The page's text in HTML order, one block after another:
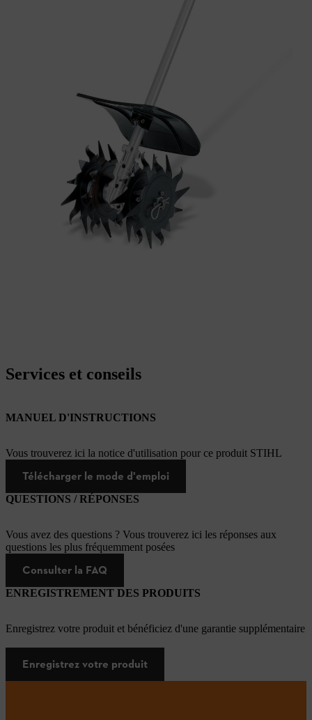
Services et conseils
MANUEL D'INSTRUCTIONS
Vous trouverez ici la notice d'utilisation pour ce produit STIHL
Télécharger le mode d'emploi
QUESTIONS / RÉPONSES
Vous avez des questions ? Vous trouverez ici les réponses aux
questions les plus fréquemment posées
Consulter la FAQ
ENREGISTREMENT DES PRODUITS
Enregistrez votre produit et bénéficiez d'une garantie supplémentaire
Enregistrez votre produit